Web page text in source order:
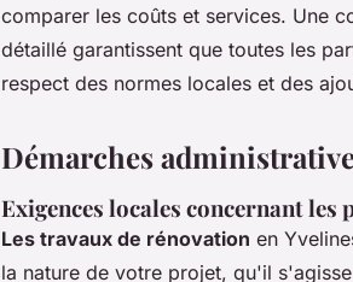
comparer les coûts et services. Une
détaillé garantissent que toutes les
respect des normes locales et des
Démarches
Exigences locales concernant les
Les travaux de rénovation en
la nature de votre projet, qu'il